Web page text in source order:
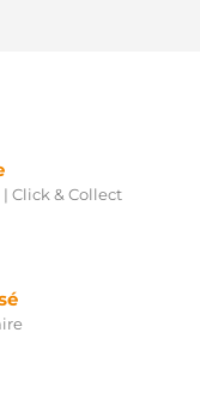
Click & Collect